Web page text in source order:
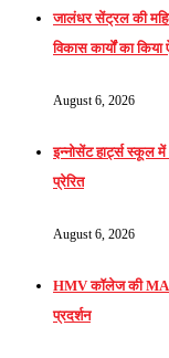
जालंधर सेंट्रल की
विकास कार्यों का किया
August 6, 2026
इन्नोसेंट हार्ट्स स्कूल में
प्रेरित
August 6, 2026
HMV कॉलेज की MA
प्रदर्शन